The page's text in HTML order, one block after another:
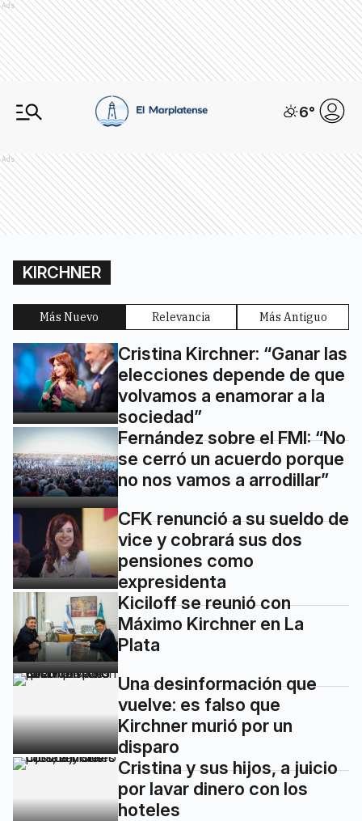
Ads
6°
Ads
KIRCHNER
Más Nuevo Relevancia Más Antiguo
Cristina Kirchner: “Ganar las
elecciones depende de que
volvamos a enamorar a la
sociedad”
Fernández sobre el FMI: “No
se cerró un acuerdo porque
no nos vamos a arrodillar”
CFK renunció a su sueldo de
vice y cobrará sus dos
pensiones como
expresidenta
Kiciloff se reunió con
Máximo Kirchner en La
Plata
Una desinformación que
vuelve: es falso que
Kirchner murió por un
disparo
Cristina y sus hijos, a juicio
por lavar dinero con los
hoteles